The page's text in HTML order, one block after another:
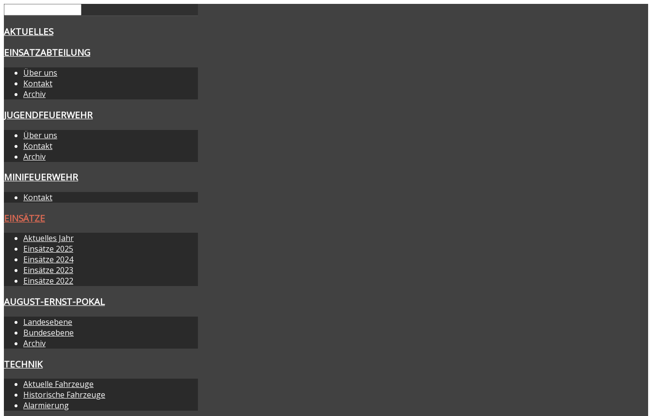
AKTUELLES
EINSATZABTEILUNG
Über uns
Kontakt
Archiv
JUGENDFEUERWEHR
Über uns
Kontakt
Archiv
MINIFEUERWEHR
Kontakt
EINSÄTZE
Aktuelles Jahr
Einsätze 2025
Einsätze 2024
Einsätze 2023
Einsätze 2022
AUGUST-ERNST-POKAL
Landesebene
Bundesebene
Archiv
TECHNIK
Aktuelle Fahrzeuge
Historische Fahrzeuge
Alarmierung